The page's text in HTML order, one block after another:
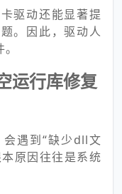
驱动还能显著提
。因此，驱动人
运行库修复
遇到“缺少dll文
原因往往是系统